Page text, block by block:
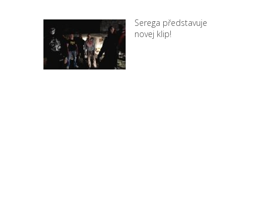
Serega představuje
novej klip!